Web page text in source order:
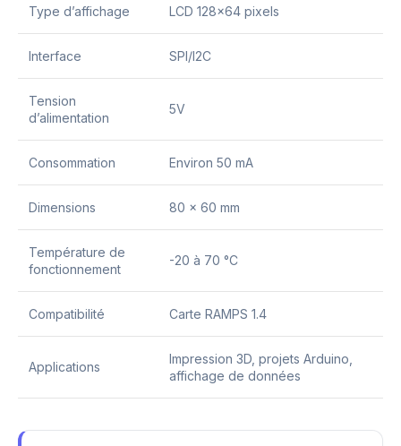
Type d’affichage LCD 128×64 pixels
Interface SPI/I2C
Tension
d’alimentation
5V
Consommation Environ 50 mA
Dimensions 80 x 60 mm
Température de
fonctionnement
-20 à 70 °C
Compatibilité Carte RAMPS 1.4
Applications
Impression 3D, projets Arduino,
affichage de données